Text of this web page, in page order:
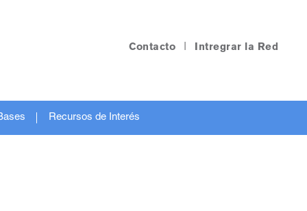
Contacto | Intregrar la Red
Recursos de Interés